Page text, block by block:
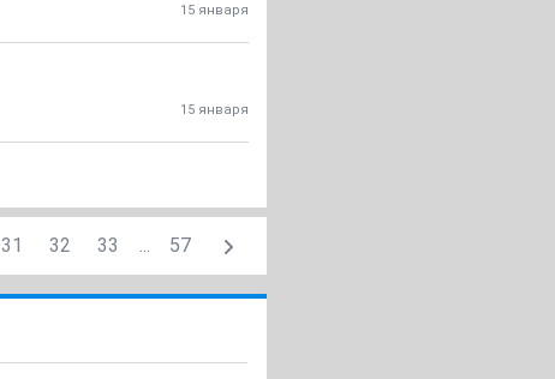
15 января
15 января
31 32 33 ... 57